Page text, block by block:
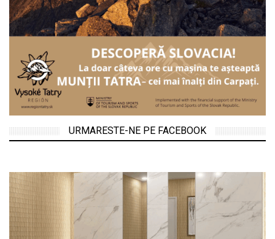
URMARESTE-NE PE FACEBOOK